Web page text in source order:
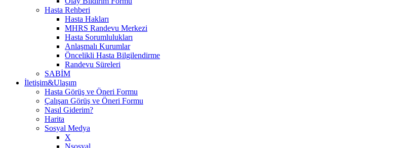
Hasta Rehberi
Hasta Hakları
MHRS Randevu Merkezi
Hasta Sorumlulukları
Anlaşmalı Kurumlar
Öncelikli Hasta Bilgilendirme
Randevu Süreleri
SABİM
İletişim&Ulaşım
Hasta Görüş ve Öneri Formu
Çalışan Görüş ve Öneri Formu
Nasıl Giderim?
Harita
Sosyal Medya
X
Nsosyal